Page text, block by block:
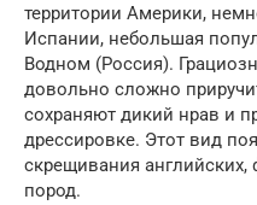
территории Америки,
Испании, небольшая
Водном (Россия).
довольно сложно
сохраняют дикий нрав и
дрессировке. Этот вид
скрещивания английских,
пород.